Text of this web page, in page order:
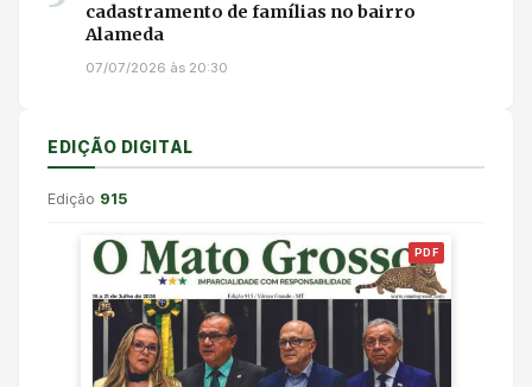
cadastramento de famílias no bairro
Alameda
07/07/2026 às 20:30
EDIÇÃO DIGITAL
Edição 915
PDF